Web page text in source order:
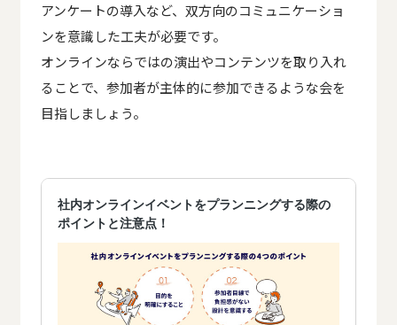
アンケートの導入など、双方向のコミュニケーショ
ンを意識した工夫が必要です。
オンラインならではの演出やコンテンツを取り入れ
ることで、参加者が主体的に参加できるような会を
目指しましょう。